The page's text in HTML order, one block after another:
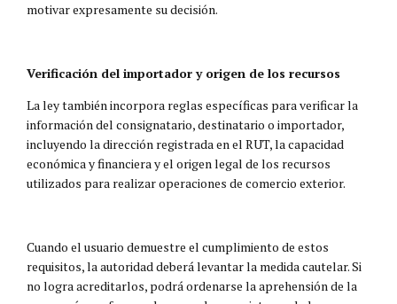
motivar expresamente su decisión.
Verificación del importador y origen de los recursos
La ley también incorpora reglas específicas para verificar la
información del consignatario, destinatario o importador,
incluyendo la dirección registrada en el RUT, la capacidad
económica y financiera y el origen legal de los recursos
utilizados para realizar operaciones de comercio exterior.
Cuando el usuario demuestre el cumplimiento de estos
requisitos, la autoridad deberá levantar la medida cautelar. Si
no logra acreditarlos, podrá ordenarse la aprehensión de la